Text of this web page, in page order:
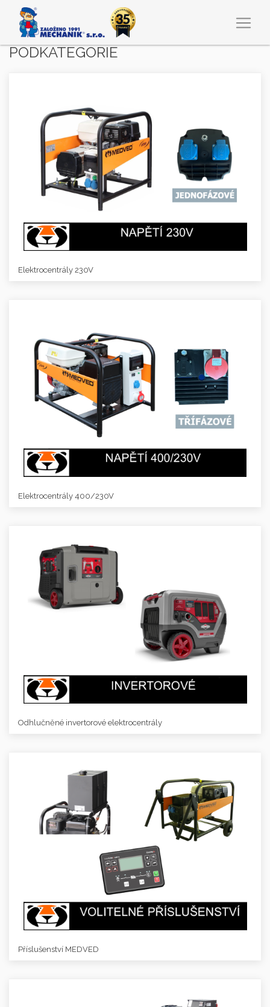
PODKATEGORIE
Elektrocentrály 230V
Elektrocentrály 400/230V
Odhlučněné invertorové elektrocentrály
Příslušenství MEDVED